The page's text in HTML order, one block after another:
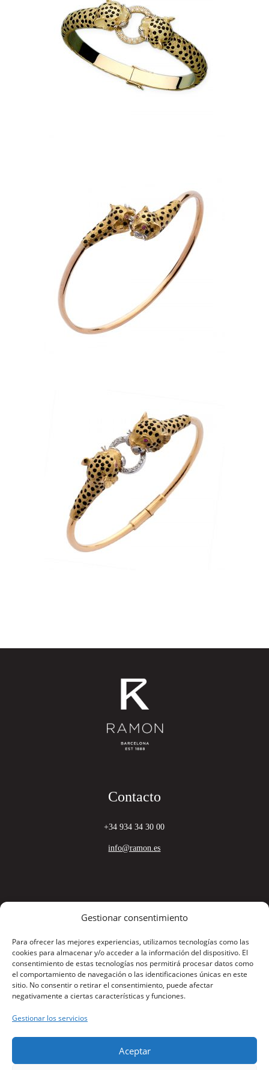
Gestionar consentimiento
Para ofrecer las mejores experiencias, utilizamos tecnologías como las
cookies para almacenar y/o acceder a la información del dispositivo. El
consentimiento de estas tecnologías nos permitirá procesar datos como
el comportamiento de navegación o las identificaciones únicas en este
sitio. No consentir o retirar el consentimiento, puede afectar
negativamente a ciertas características y funciones.
Gestionar los servicios
Aceptar
Contacto
+34 934 34 30 00
info@ramon.es
Aviso Legal
Política de Privacidad